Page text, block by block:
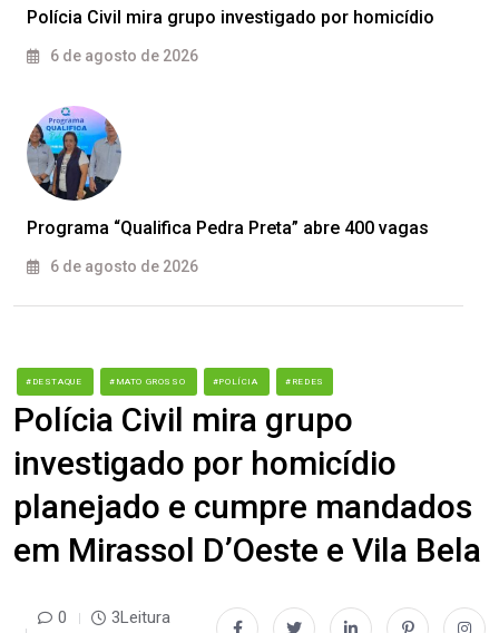
Polícia Civil mira grupo investigado por homicídio
6 de agosto de 2026
Programa “Qualifica Pedra Preta” abre 400 vagas
6 de agosto de 2026
#DESTAQUE #MATO GROSSO #POLÍCIA #REDES
Polícia Civil mira grupo
investigado por homicídio
planejado e cumpre mandados
em Mirassol D’Oeste e Vila Bela
0 3Leitura